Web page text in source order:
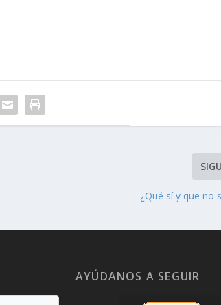
¿Qué sí y que no
AYÚDANOS A SEGUIR